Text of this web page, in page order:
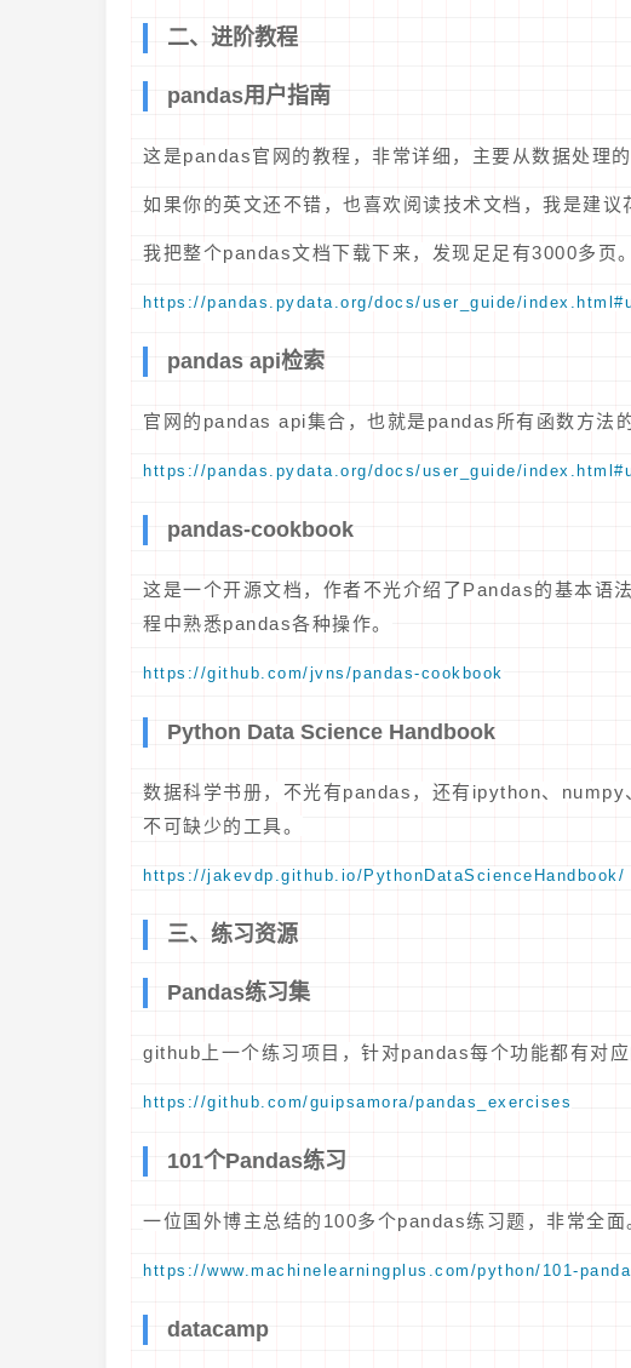
二、进阶教程
pandas用户指南
这是pandas官网的教程，非常详细，主要从数据处理
如果你的英文还不错，也喜欢阅读技术文档，我是建议
我把整个pandas文档下载下来，发现足足有3000多页。
https://pandas.pydata.org/docs/user_guide/
pandas api检索
官网的pandas api集合，也就是pandas所有函数方法
https://pandas.pydata.org/docs/user_guide/
pandas-cookbook
这是一个开源文档，作者不光介绍了Pandas的基本语
程中熟悉pandas各种操作。
https://github.com/jvns/pandas-cookbook
Python Data Science Handbook
数据科学书册，不光有pandas，还有ipython、
不可缺少的工具。
https://jakevdp.github.io/PythonDataScienceHandbook/
三、练习资源
Pandas练习集
github上一个练习项目，针对pandas每个功能都有对应
https://github.com/guipsamora/pandas_exercises
101个Pandas练习
一位国外博主总结的100多个pandas练习题，非常全面
https://www.machinelearningplus.com/python/101-
datacamp